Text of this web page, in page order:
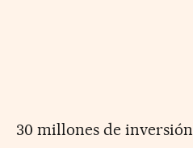
30 millones de inversión